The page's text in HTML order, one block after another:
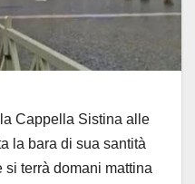
Cappella Sistina alle
la bara di sua santità
si terrà domani mattina